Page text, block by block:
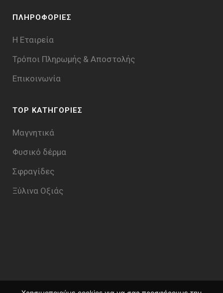
ΠΛΗΡΟΦΟΡΙΕΣ
Η Εταιρεία
Τρόποι Πληρωμής & Aποστολής
Επικοινωνία
TOP ΚΑΤΗΓΟΡΙΕΣ
Μαγνητικά
Φυσικό δέρμα
Σφραγίδες
Ξύλινα Οξιάς